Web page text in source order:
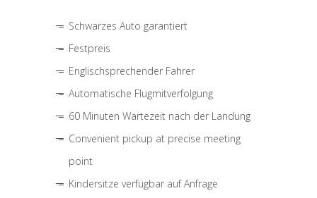
Schwarzes Auto garantiert
Festpreis
Englischsprechender Fahrer
Automatische Flugmitverfolgung
60 Minuten Wartezeit nach der Landung
Convenient pickup at precise meeting
point
Kindersitze verfügbar auf Anfrage